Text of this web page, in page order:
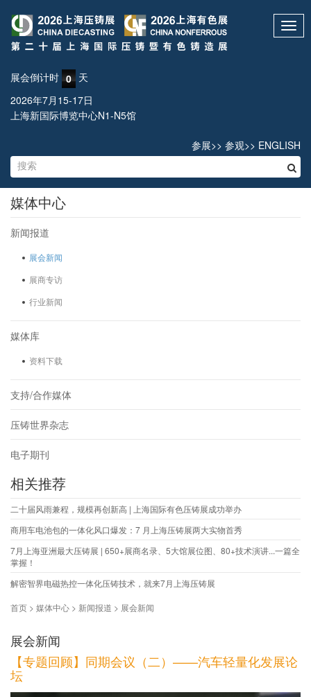
展会倒计时 0 天
2026年7月15-17日
上海新国际博览中心N1-N5馆
参展>> 参观>> ENGLISH
媒体中心
新闻报道
展会新闻
展商专访
行业新闻
媒体库
资料下载
支持/合作媒体
压铸世界杂志
电子期刊
相关推荐
二十届风雨兼程，规模再创新高 | 上海国际有色压铸展成功举办
商用车电池包的一体化风口爆发：7 月上海压铸展两大实物首秀
7月上海亚洲最大压铸展 | 650+展商名录、5大馆展位图、80+技术演讲...一篇全
掌握！
解密智界电磁热控一体化压铸技术，就来7月上海压铸展
首页 > 媒体中心 > 新闻报道 > 展会新闻
展会新闻
【专题回顾】同期会议（二）——汽车轻量化发展论
坛